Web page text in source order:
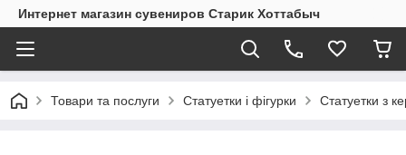
Интернет магазин сувениров Старик Хоттабыч
Товари та послуги Статуетки і фігурки Статуетки з